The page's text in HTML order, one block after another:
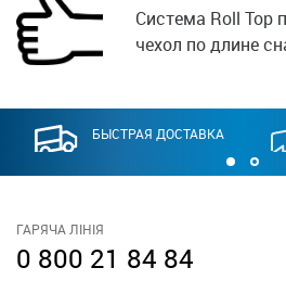
Система Roll Top
чехол по длине
БЫСТРАЯ ДОСТАВКА
ГАРЯЧА ЛІНІЯ
0 800 21 84 84